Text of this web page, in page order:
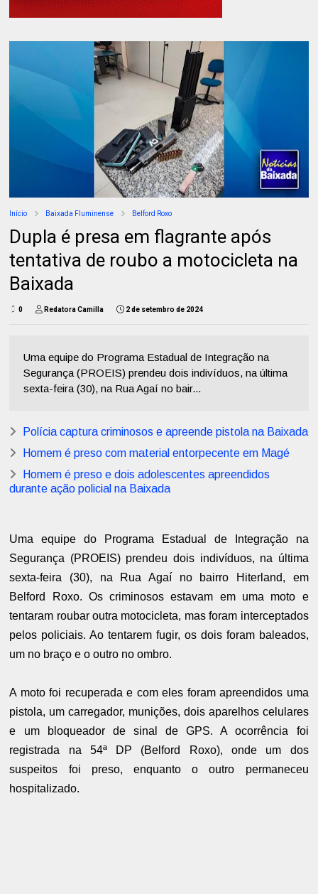
Início Baixada Fluminense Belford Roxo
Dupla é presa em flagrante após
tentativa de roubo a motocicleta na
Baixada
0 Redatora Camilla 2 de setembro de 2024
Uma equipe do Programa Estadual de Integração na
Segurança (PROEIS) prendeu dois indivíduos, na última
sexta-feira (30), na Rua Agaí no bair...
Polícia captura criminosos e apreende pistola na Baixada
Homem é preso com material entorpecente em Magé
Homem é preso e dois adolescentes apreendidos
durante ação policial na Baixada
Uma equipe do Programa Estadual de Integração na
Segurança (PROEIS) prendeu dois indivíduos, na última
sexta-feira (30), na Rua Agaí no bairro Hiterland, em
Belford Roxo. Os criminosos estavam em uma moto e
tentaram roubar outra motocicleta, mas foram interceptados
pelos policiais. Ao tentarem fugir, os dois foram baleados,
um no braço e o outro no ombro.
A moto foi recuperada e com eles foram apreendidos uma
pistola, um carregador, munições, dois aparelhos celulares
e um bloqueador de sinal de GPS. A ocorrência foi
registrada na 54ª DP (Belford Roxo), onde um dos
suspeitos foi preso, enquanto o outro permaneceu
hospitalizado.